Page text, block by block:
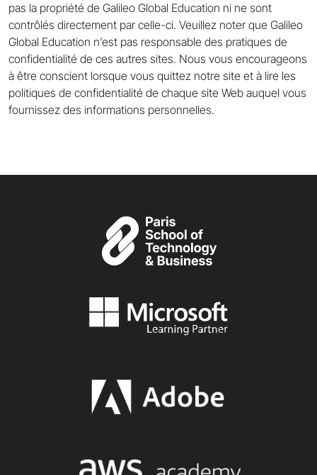
pas la propriété de Galileo Global Education ni ne sont
contrôlés directement par celle-ci. Veuillez noter que Galileo
Global Education n’est pas responsable des pratiques de
confidentialité de ces autres sites. Nous vous encourageons
à être conscient lorsque vous quittez notre site et à lire les
politiques de confidentialité de chaque site Web auquel vous
fournissez des informations personnelles.